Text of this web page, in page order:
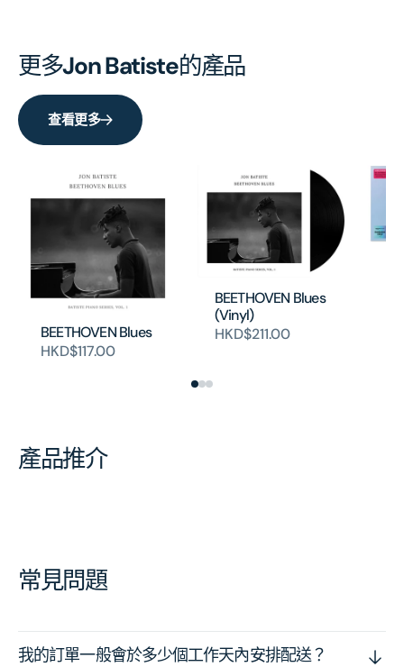
更多Jon Batiste的產品
查看更多
BEETHOVEN Blues
HKD$117.00
BEETHOVEN Blues
(Vinyl)
HKD$211.00
產品推介
常見問題
我的訂單一般會於多少個工作天內安排配送？